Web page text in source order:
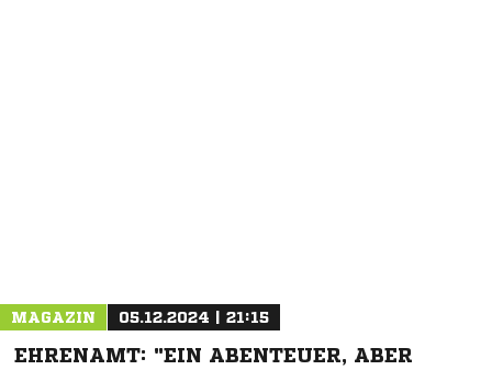
MAGAZIN 05.12.2024 | 21:15
EHRENAMT: "EIN ABENTEUER, ABER